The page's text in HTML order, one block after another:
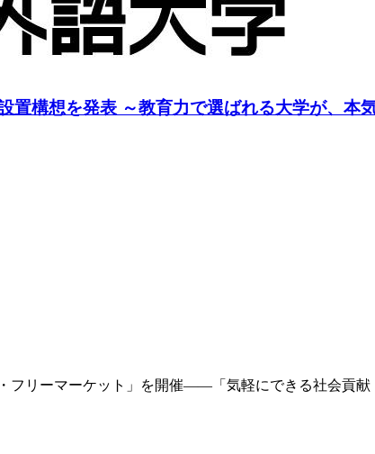
置構想を発表 ～教育力で選ばれる大学が、本
フリーマーケット」を開催――「気軽にできる社会貢献